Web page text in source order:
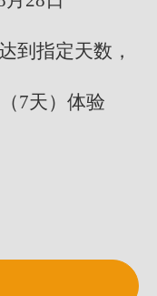
到指定天数，
7天）体验